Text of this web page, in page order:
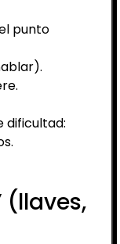
punto
dificultad:
(llaves,